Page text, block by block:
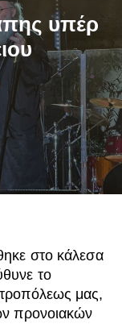
υπέρ
στο κάλεσα
το
μας,
προνοιακών